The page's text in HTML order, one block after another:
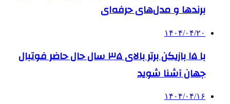
برندها و مدل‌های حرفه‌ای
۱۴۰۴/۰۴/۲۰
با ۱۵ بازیکن برتر بالای ۳۵ سال حال حاضر فوتبال
جهان آشنا شوید
۱۴۰۴/۰۴/۱۶